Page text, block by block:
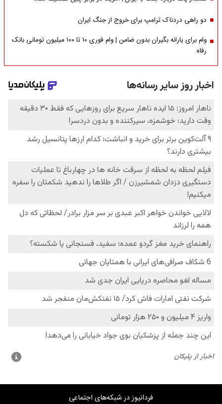
دو راهی دردناک ترامپ برای خروج از جنگ ایران
وام برای یارانه بگیران بدون ضامن | وام فوری ۱۰ تا ۱۰۰ میلیون تومانی بانک
رفاه
فردانیوز در شبکه‌های اجتماعی